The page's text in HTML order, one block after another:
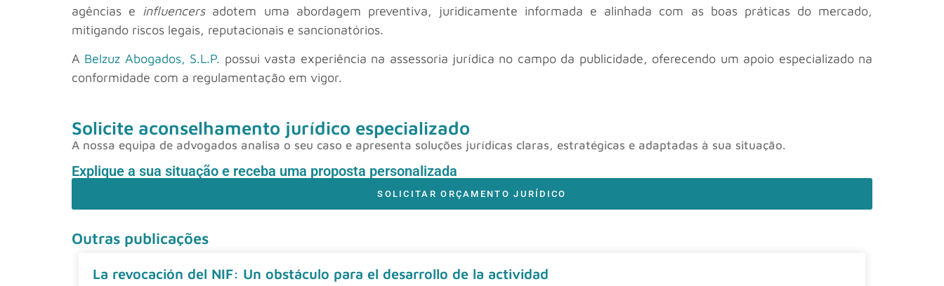
agências e influencers adotem uma abordagem preventiva, juridicamente informada e alinhada com as boas práticas do mercado,
mitigando riscos legais, reputacionais e sancionatórios.
A Belzuz Abogados, S.L.P. possui vasta experiência na assessoria jurídica no campo da publicidade, oferecendo um apoio especializado na
conformidade com a regulamentação em vigor.
Solicite aconselhamento jurídico especializado
A nossa equipa de advogados analisa o seu caso e apresenta soluções jurídicas claras, estratégicas e adaptadas à sua situação.
Explique a sua situação e receba uma proposta personalizada
SOLICITAR ORÇAMENTO JURÍDICO
Outras publicações
La revocación del NIF: Un obstáculo para el desarrollo de la actividad